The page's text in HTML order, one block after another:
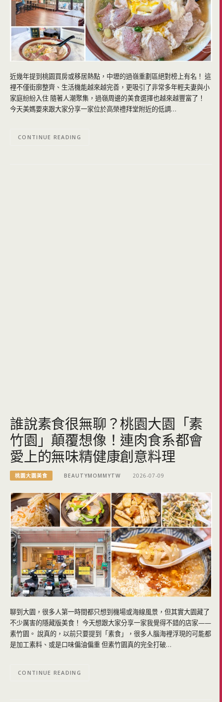
近幾年提到桃園買房或移居熱點，中壢的過嶺重劃區絕對榜上有名！ 這
裡不僅街廓整齊、生活機能越來越完善，更吸引了非常多年輕夫妻與小
家庭紛紛入住 隨著人潮聚集，過嶺周邊的美食選擇也越來越豐富了！
今天美媽要來跟大家分享一家位於高榮禮拜堂附近的低調…
CONTINUE READING
誰說素食很無聊？桃園大園「素
竹園」顛覆想像！連肉食系都會
愛上的無味精健康創意料理
桃園大園美食 BEAUTYMOMMYTW 2026-07-09
聊到大園，很多人第一時間都只想到機場或海線風景，但其實大園藏了
不少厲害的隱藏版美食！ 今天想跟大家分享一家我覺得不錯的店家——
素竹園。 說真的，以前只要提到「素食」，很多人腦海裡浮現的可能都
是加工素料、或是口味偏油偏重 但素竹園真的完全打破…
CONTINUE READING